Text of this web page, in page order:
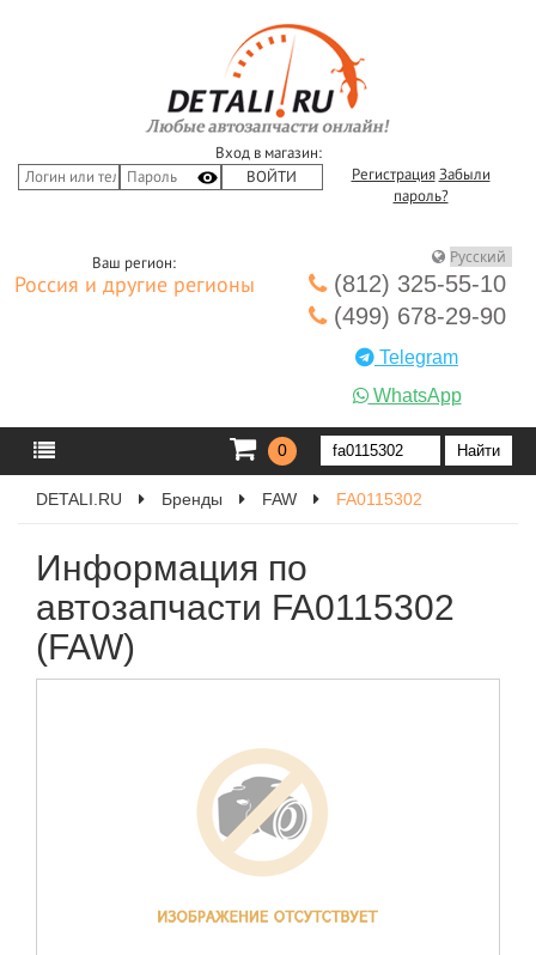
Вход в магазин:
Регистрация Забыли
пароль?
Ваш регион:
Россия и другие регионы
(812) 325-55-10
(499) 678-29-90
Telegram
WhatsApp
0
DETALI.RU Бренды FAW FA0115302
Информация по
автозапчасти FA0115302
(FAW)